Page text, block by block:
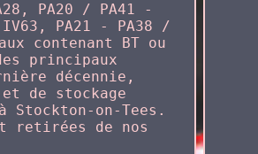
PA20 / PA41 -
PA21 - PA38 /
contenant BT ou
principaux
décennie,
de stockage
on-Tees.
retirées de nos